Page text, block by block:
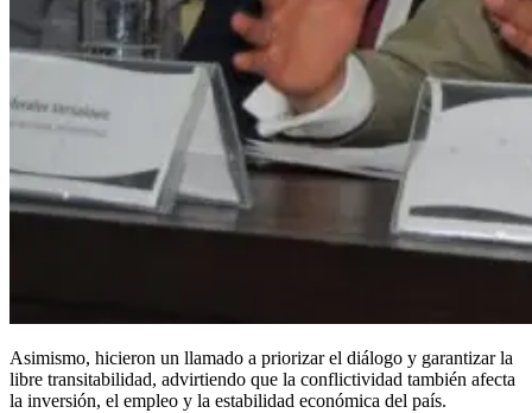
Asimismo, hicieron un llamado a priorizar el diálogo y garantizar la
libre transitabilidad, advirtiendo que la conflictividad también afecta
la inversión, el empleo y la estabilidad económica del país.